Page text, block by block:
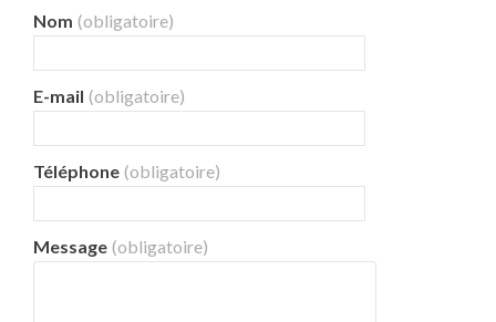
Nom (obligatoire)
E-mail (obligatoire)
Téléphone (obligatoire)
Message (obligatoire)